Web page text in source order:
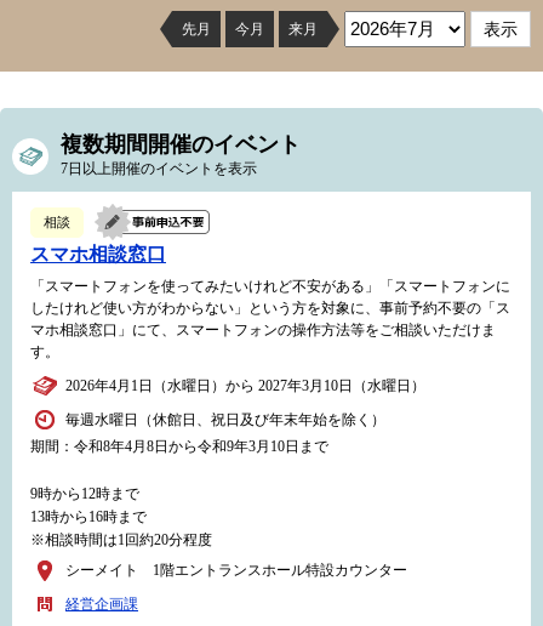
先月 今月 来月
複数期間開催のイベント
7日以上開催のイベントを表示
相談
スマホ相談窓口
「スマートフォンを使ってみたいけれど不安がある」「スマートフォンに
したけれど使い方がわからない」という方を対象に、事前予約不要の「ス
マホ相談窓口」にて、スマートフォンの操作方法等をご相談いただけま
す。
2026年4月1日（水曜日）から 2027年3月10日（水曜日）
毎週水曜日（休館日、祝日及び年末年始を除く）
期間：令和8年4月8日から令和9年3月10日まで
9時から12時まで
13時から16時まで
※相談時間は1回約20分程度
シーメイト 1階エントランスホール特設カウンター
経営企画課